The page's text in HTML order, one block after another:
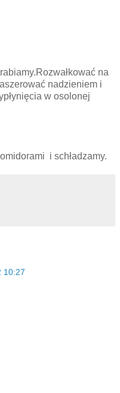
na
nadzieniem i
w osolonej
i schładzamy.
10:27